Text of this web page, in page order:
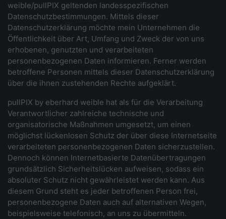
weible/pullPIX geltenden landesspezifischen
Datenschutzbestimmungen. Mittels dieser
Datenschutzerklärung möchte mein Unternehmen die
Öffentlichkeit über Art, Umfang und Zweck der von uns
erhobenen, genutzten und verarbeiteten
personenbezogenen Daten informieren. Ferner werden
betroffene Personen mittels dieser Datenschutzerklärung
über die ihnen zustehenden Rechte aufgeklärt.
pullPIX by eberhard weible hat als für die Verarbeitung
Verantwortlicher zahlreiche technische und
organisatorische Maßnahmen umgesetzt, um einen
möglichst lückenlosen Schutz der über diese Internetseite
verarbeiteten personenbezogenen Daten sicherzustellen.
Dennoch können Internetbasierte Datenübertragungen
grundsätzlich Sicherheitslücken aufweisen, sodass ein
absoluter Schutz nicht gewährleistet werden kann. Aus
diesem Grund steht es jeder betroffenen Person frei,
personenbezogene Daten auch auf alternativen Wegen,
beispielsweise telefonisch, an uns zu übermitteln.